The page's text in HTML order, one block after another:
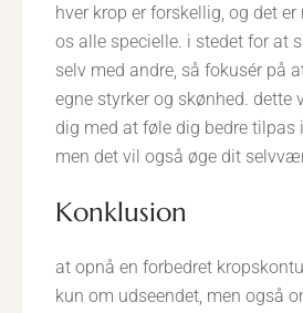
hver krop er forskellig, og det er
os alle specielle. i stedet for at
selv med andre, så fokusér på
egne styrker og skønhed.
dig med at føle dig bedre tilpas
men det vil også øge dit
konklusion
at opnå en forbedret
kun om udseendet, men også